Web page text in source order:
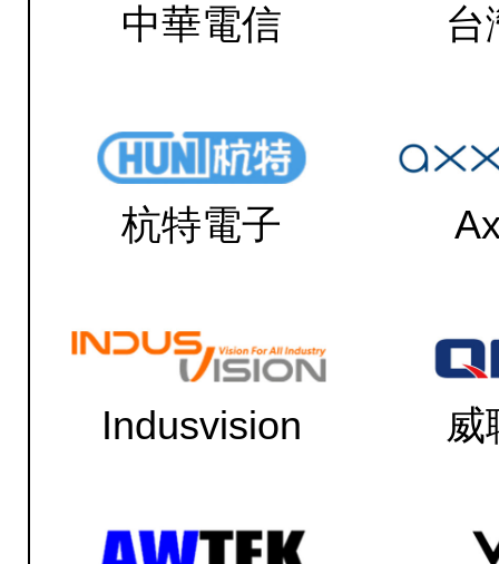
中華電信 台
杭特電子
Indusvision 威